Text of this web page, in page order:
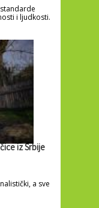
i ljudkosti.
iz Srbije
a sve